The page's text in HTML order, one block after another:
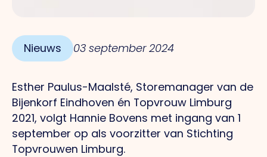
Nieuws 03 september 2024
Esther Paulus-Maalsté, Storemanager van de
Bijenkorf Eindhoven én Topvrouw Limburg
2021, volgt Hannie Bovens met ingang van 1
september op als voorzitter van Stichting
Topvrouwen Limburg.